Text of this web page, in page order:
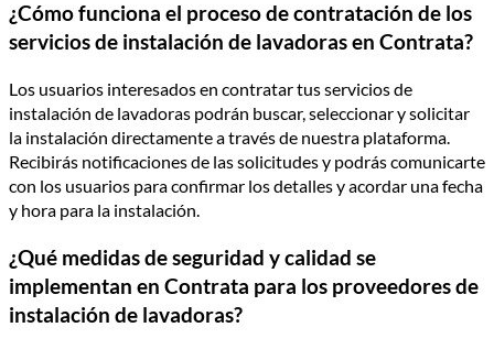
¿Cómo funciona el proceso de contratación de los
servicios de instalación de lavadoras en Contrata?
Los usuarios interesados en contratar tus servicios de
instalación de lavadoras podrán buscar, seleccionar y solicitar
la instalación directamente a través de nuestra plataforma.
Recibirás notificaciones de las solicitudes y podrás comunicarte
con los usuarios para confirmar los detalles y acordar una fecha
y hora para la instalación.
¿Qué medidas de seguridad y calidad se
implementan en Contrata para los proveedores de
instalación de lavadoras?